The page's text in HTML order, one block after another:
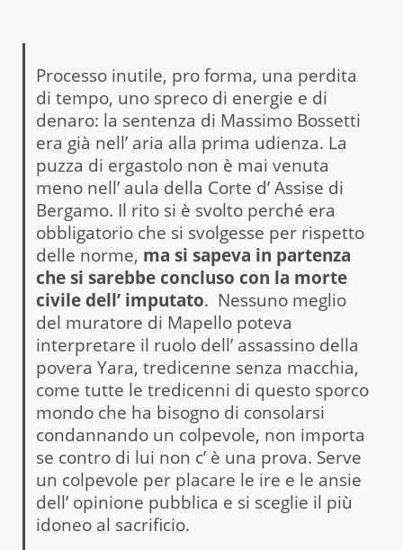
Processo inutile, pro forma, una perdita
di tempo, uno spreco di energie e di
denaro: la sentenza di Massimo Bossetti
era già nell’ aria alla prima udienza. La
puzza di ergastolo non è mai venuta
meno nell’ aula della Corte d’ Assise di
Bergamo. Il rito si è svolto perché era
obbligatorio che si svolgesse per rispetto
delle norme, ma si sapeva in partenza
che si sarebbe concluso con la morte
civile dell’ imputato. Nessuno meglio
del muratore di Mapello poteva
interpretare il ruolo dell’ assassino della
povera Yara, tredicenne senza macchia,
come tutte le tredicenni di questo sporco
mondo che ha bisogno di consolarsi
condannando un colpevole, non importa
se contro di lui non c’ è una prova. Serve
un colpevole per placare le ire e le ansie
dell’ opinione pubblica e si sceglie il più
idoneo al sacrificio.